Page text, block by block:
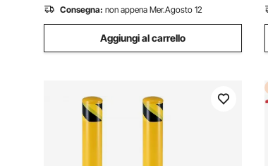
Consegna: non appena Mer.Agosto 12
Aggiungi al carrello